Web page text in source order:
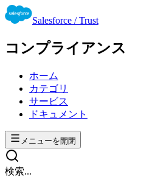
Salesforce / Trust
コンプライアンス
ホーム
カテゴリ
サービス
ドキュメント
メニューを開閉
検索...